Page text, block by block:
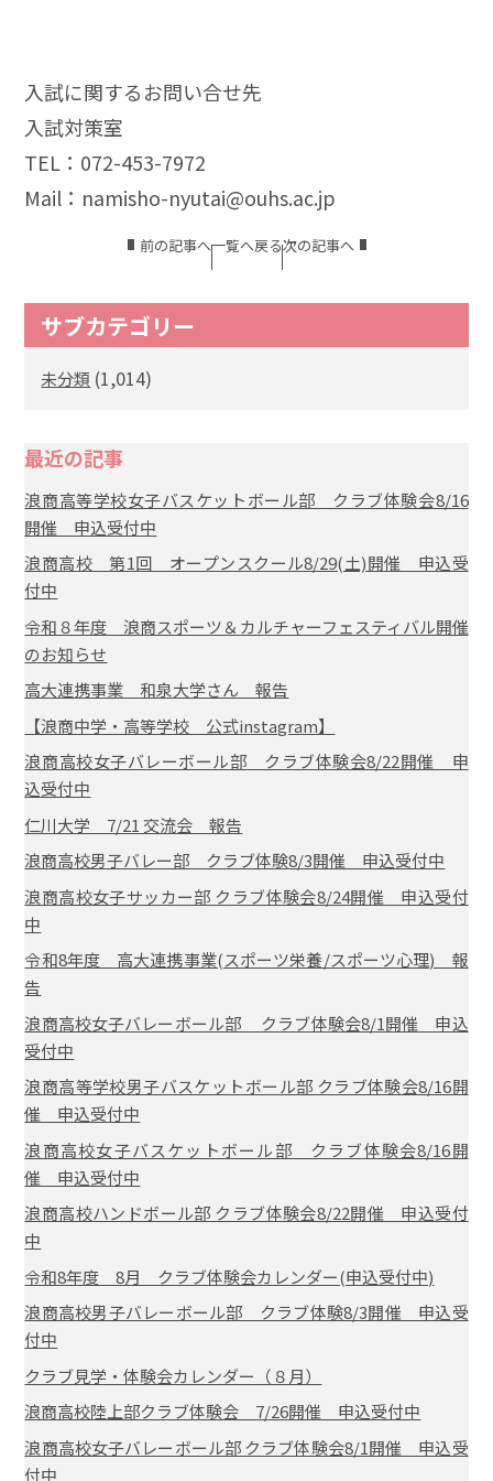
入試に関するお問い合せ先
入試対策室
TEL：072-453-7972
Mail：namisho-nyutai@ouhs.ac.jp
前の記事へ一覧へ戻る次の記事へ
サブカテゴリー
未分類 (1,014)
最近の記事
浪商高等学校女子バスケットボール部 クラブ体験会8/16
開催 申込受付中
浪商高校 第1回 オープンスクール8/29(土)開催 申込受
付中
令和８年度 浪商スポーツ＆カルチャーフェスティバル開催
のお知らせ
高大連携事業 和泉大学さん 報告
【浪商中学・高等学校 公式instagram】
浪商高校女子バレーボール部 クラブ体験会8/22開催 申
込受付中
仁川大学 7/21 交流会 報告
浪商高校男子バレー部 クラブ体験8/3開催 申込受付中
浪商高校女子サッカー部 クラブ体験会8/24開催 申込受付
中
令和8年度 高大連携事業(スポーツ栄養/スポーツ心理) 報
告
浪商高校女子バレーボール部 クラブ体験会8/1開催 申込
受付中
浪商高等学校男子バスケットボール部 クラブ体験会8/16開
催 申込受付中
浪商高校女子バスケットボール部 クラブ体験会8/16開
催 申込受付中
浪商高校ハンドボール部 クラブ体験会8/22開催 申込受付
中
令和8年度 8月 クラブ体験会カレンダー(申込受付中)
浪商高校男子バレーボール部 クラブ体験8/3開催 申込受
付中
クラブ見学・体験会カレンダー（８月）
浪商高校陸上部クラブ体験会 7/26開催 申込受付中
浪商高校女子バレーボール部 クラブ体験会8/1開催 申込受
付中